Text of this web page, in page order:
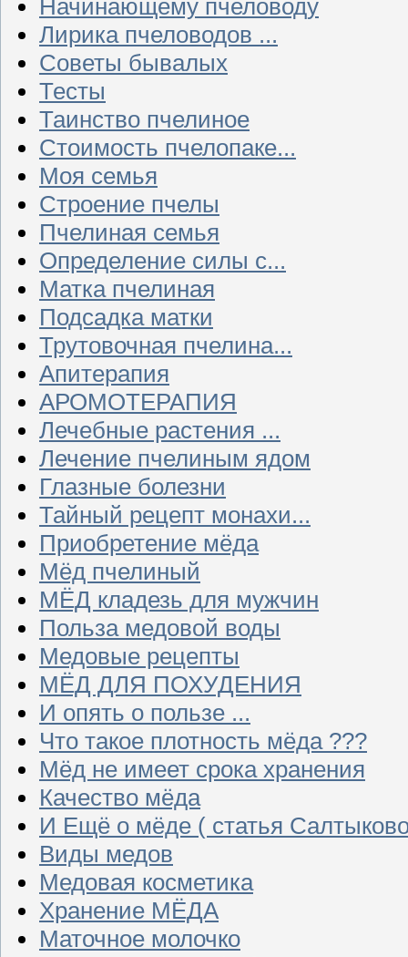
Начинающему пчеловоду
Лирика пчеловодов ...
Советы бывалых
Тесты
Таинство пчелиное
Стоимость пчелопаке...
Моя семья
Строение пчелы
Пчелиная семья
Определение силы с...
Матка пчелиная
Подсадка матки
Трутовочная пчелина...
Апитерапия
АРОМОТЕРАПИЯ
Лечебные растения ...
Лечение пчелиным ядом
Глазные болезни
Тайный рецепт монахи...
Приобретение мёда
Мёд пчелиный
МЁД кладезь для мужчин
Польза медовой воды
Медовые рецепты
МЁД ДЛЯ ПОХУДЕНИЯ
И опять о пользе ...
Что такое плотность мёда ???
Мёд не имеет срока хранения
Качество мёда
И Ещё о мёде ( статья
Виды медов
Медовая косметика
Хранение МЁДА
Маточное молочко